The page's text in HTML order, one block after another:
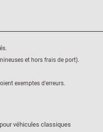
et hors frais de port).
exemptes d'erreurs.
véhicules classiques